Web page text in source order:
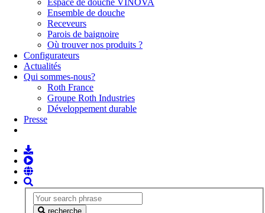
Espace de douche VINOVA
Ensemble de douche
Receveurs
Parois de baignoire
Où trouver nos produits ?
Configurateurs
Actualités
Qui sommes-nous?
Roth France
Groupe Roth Industries
Développement durable
Presse
recherche